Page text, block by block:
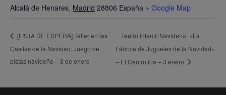
Alcalá de Henares, Madrid 28806 España + Google Map
[LISTA DE ESPERA] Taller en las
Casitas de la Navidad: Juego de
pistas navideño – 3 de enero
Teatro Infantil Navideño: «La
Fábrica de Juguetes de la Navidad»
– El Centro Fia – 3 enero